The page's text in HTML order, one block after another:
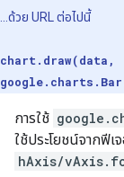
...ด้วย URL ต่อไปนี้
chart.draw(data,
การใช้
ใช้ประโยชน์จากฟีเ
hAxis/